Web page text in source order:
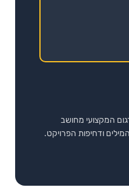
המקצועי מחושב
ודחיפות הפרויקט.